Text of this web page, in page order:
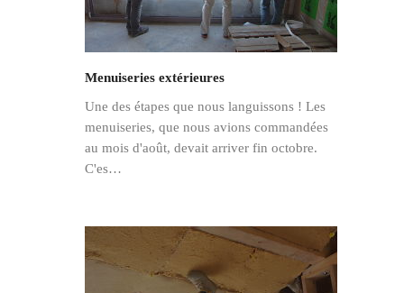
Menuiseries extérieures
Une des étapes que nous languissons ! Les
menuiseries, que nous avions commandées
au mois d'août, devait arriver fin octobre.
C'es…